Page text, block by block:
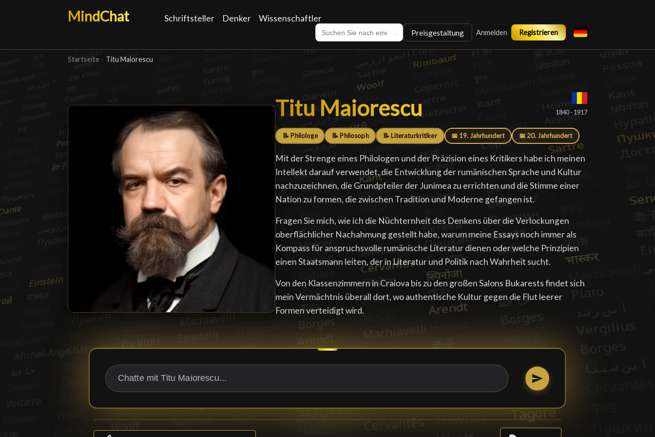
MindChat Schriftsteller Denker Wissenschaftler
Preisgestaltung Anmelden Registrieren
Startseite › Titu Maiorescu
Titu Maiorescu
Titu Maiorescu 1840 - 1917
📝 Philologe 📝 Philosoph 📝 Literaturkritiker 📅 19. Jahrhundert 📅 20. Jahrhundert
Mit der Strenge eines Philologen und der Präzision eines Kritikers habe ich meinen
Intellekt darauf verwendet, die Entwicklung der rumänischen Sprache und Kultur
nachzuzeichnen, die Grundpfeiler der Junimea zu errichten und die Stimme einer
Nation zu formen, die zwischen Tradition und Moderne gefangen ist.
Fragen Sie mich, wie ich die Nüchternheit des Denkens über die Verlockungen
oberflächlicher Nachahmung gestellt habe, warum meine Essays noch immer als
Kompass für anspruchsvolle rumänische Literatur dienen oder welche Prinzipien
einen Staatsmann leiten, der in Literatur und Politik nach Wahrheit sucht.
Von den Klassenzimmern in Craiova bis zu den großen Salons Bukarests findet sich
mein Vermächtnis überall dort, wo authentische Kultur gegen die Flut leerer
Formen verteidigt wird.